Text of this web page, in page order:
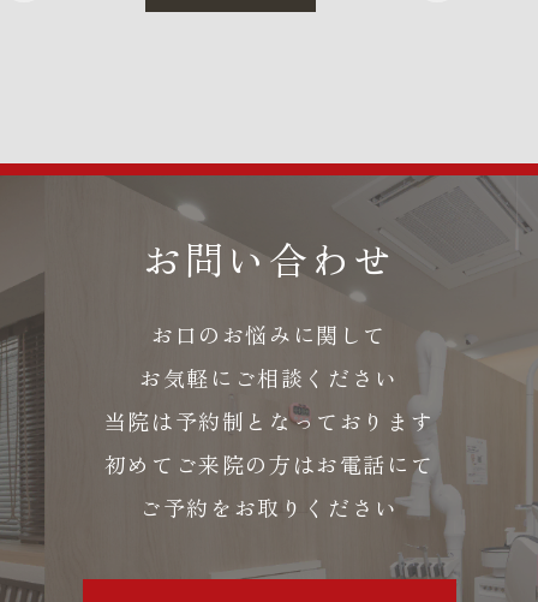
お問い合わせ
お口のお悩みに関して
お気軽にご相談ください
当院は予約制となっております
初めてご来院の方はお電話にて
ご予約をお取りください